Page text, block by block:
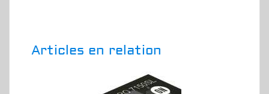
Articles en relation